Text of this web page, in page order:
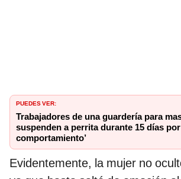
PUEDES VER:
Trabajadores de una guardería para
suspenden a perrita durante 15 días por
comportamiento’
Evidentemente, la mujer no